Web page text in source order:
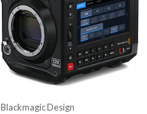
Blackmagic Design